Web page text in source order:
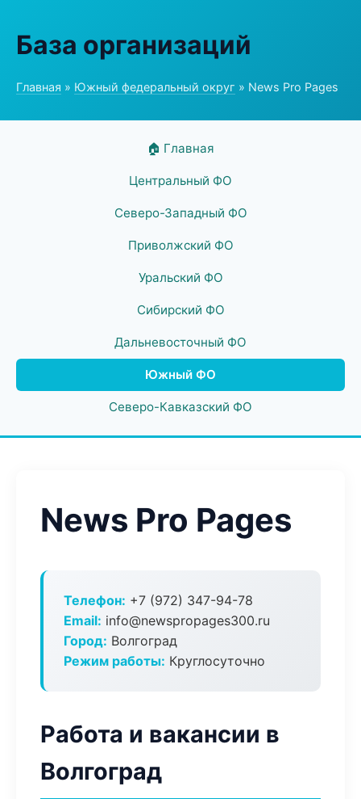
База организаций
Главная » Южный федеральный округ » News Pro Pages
🏠 Главная
Центральный ФО
Северо-Западный ФО
Приволжский ФО
Уральский ФО
Сибирский ФО
Дальневосточный ФО
Южный ФО
Северо-Кавказский ФО
News Pro Pages
Телефон: +7 (972) 347-94-78
Email: info@newspropages300.ru
Город: Волгоград
Режим работы: Круглосуточно
Работа и вакансии в
Волгоград